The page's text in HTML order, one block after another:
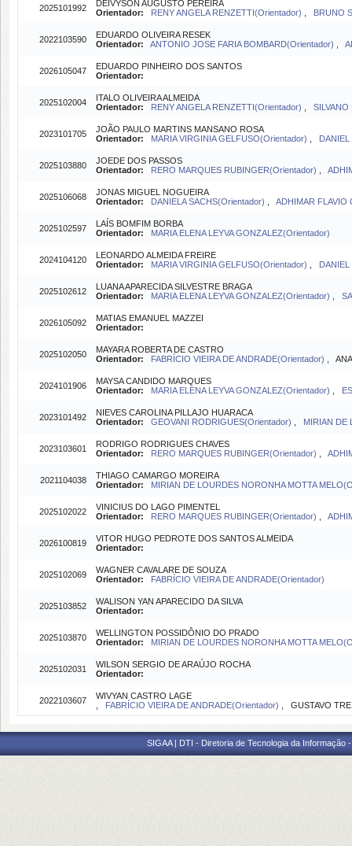
2025101992
DEIVYSON AUGUSTO PEREIRA
Orientador:
RENY ANGELA RENZETTI(Orientador) BRUNO
2022103590
EDUARDO OLIVEIRA RESEK
Orientador:
ANTONIO JOSE FARIA BOMBARD(Orientador)
2026105047
EDUARDO PINHEIRO DOS SANTOS
Orientador:
2025102004
ITALO OLIVEIRA ALMEIDA
Orientador:
RENY ANGELA RENZETTI(Orientador)
2023101705
JOÃO PAULO MARTINS MANSANO ROSA
Orientador:
MARIA VIRGINIA GELFUSO(Orientador)
2025103880
JOEDE DOS PASSOS
Orientador:
RERO MARQUES RUBINGER(Orientador)
2025106068
JONAS MIGUEL NOGUEIRA
Orientador:
DANIELA SACHS(Orientador) ADHIMAR FLAVIO
2025102597
LAÍS BOMFIM BORBA
Orientador:
MARIA ELENA LEYVA GONZALEZ(Orientador)
2024104120
LEONARDO ALMEIDA FREIRE
Orientador:
MARIA VIRGINIA GELFUSO(Orientador)
2025102612
LUANA APARECIDA SILVESTRE BRAGA
Orientador:
MARIA ELENA LEYVA GONZALEZ(Orientador)
2026105092
MATIAS EMANUEL MAZZEI
Orientador:
2025102050
MAYARA ROBERTA DE CASTRO
Orientador:
FABRÍCIO VIEIRA DE ANDRADE(Orientador) ,
2024101906
MAYSA CANDIDO MARQUES
Orientador:
MARIA ELENA LEYVA GONZALEZ(Orientador)
2023101492
NIEVES CAROLINA PILLAJO HUARACA
Orientador:
GEOVANI RODRIGUES(Orientador) MIRIAN DE
2023103601
RODRIGO RODRIGUES CHAVES
Orientador:
RERO MARQUES RUBINGER(Orientador)
2021104038
THIAGO CAMARGO MOREIRA
Orientador:
MIRIAN DE LOURDES NORONHA MOTTA
2025102022
VINICIUS DO LAGO PIMENTEL
Orientador:
RERO MARQUES RUBINGER(Orientador)
2026100819
VITOR HUGO PEDROTE DOS SANTOS ALMEIDA
Orientador:
2025102069
WAGNER CAVALARE DE SOUZA
Orientador:
FABRÍCIO VIEIRA DE ANDRADE(Orientador)
2025103852
WALISON YAN APARECIDO DA SILVA
Orientador:
2025103870
WELLINGTON POSSIDÔNIO DO PRADO
Orientador:
MIRIAN DE LOURDES NORONHA MOTTA
2025102031
WILSON SERGIO DE ARAÚJO ROCHA
Orientador:
2022103607
WIVYAN CASTRO LAGE
FABRÍCIO VIEIRA DE ANDRADE(Orientador) , GUSTAVO
SIGAA | DTI - Diretoria de Tecnologia da